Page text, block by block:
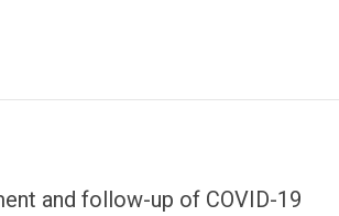
and follow-up of COVID-19